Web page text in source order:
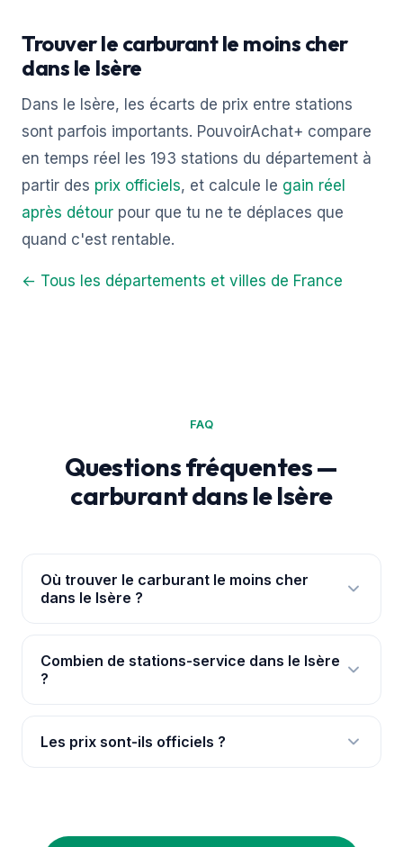
Trouver le carburant le moins cher
dans le Isère
Dans le Isère, les écarts de prix entre stations
sont parfois importants. PouvoirAchat+ compare
en temps réel les 193 stations du département à
partir des prix officiels, et calcule le gain réel
après détour pour que tu ne te déplaces que
quand c'est rentable.
← Tous les départements et villes de France
FAQ
Questions fréquentes —
carburant dans le Isère
Où trouver le carburant le moins cher
dans le Isère ?
classe les 193 stations du Isère par prix réel. Le
gazole le moins cher relevé y était à 1,769 € (L'Isle-
Combien de stations-service dans le Isère
?
prix officiels mis à jour en continu pour chaque
Les prix sont-ils officiels ?